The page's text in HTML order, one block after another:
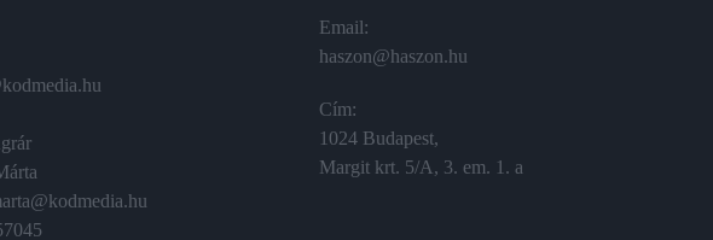
Email:
haszon@haszon.hu
Cím:
1024 Budapest,
Margit krt. 5/A, 3. em. 1. a